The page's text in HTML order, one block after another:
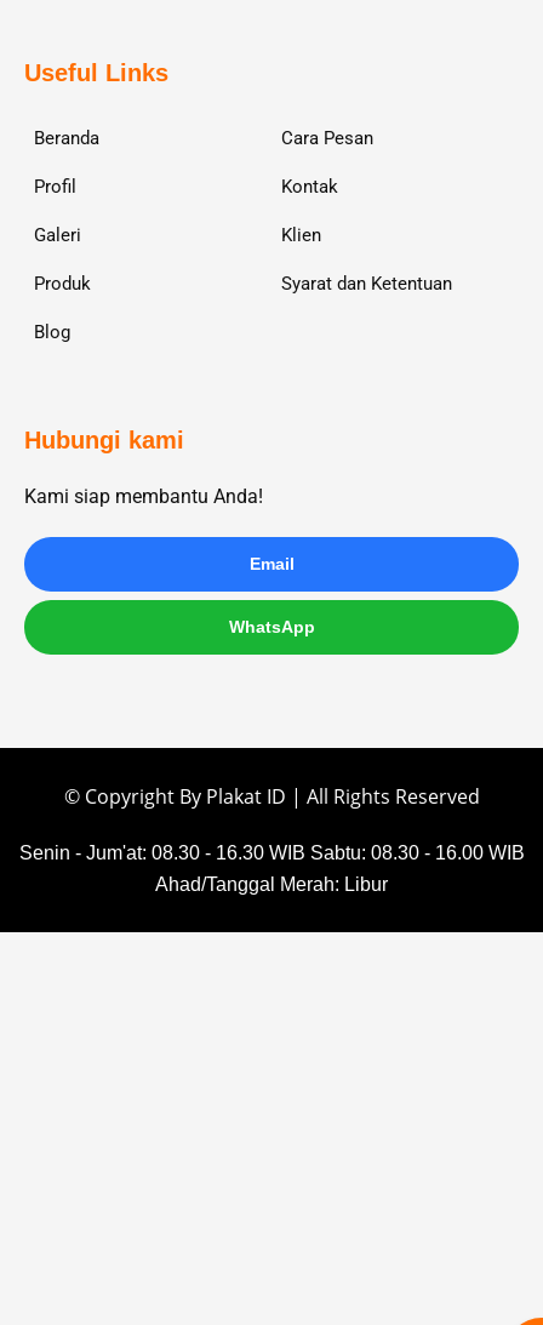
Useful Links
Beranda
Profil
Galeri
Produk
Blog
Cara Pesan
Kontak
Klien
Syarat dan Ketentuan
Hubungi kami
Kami siap membantu Anda!
Email
WhatsApp
© Copyright By Plakat ID | All Rights Reserved
Senin - Jum'at: 08.30 - 16.30 WIB Sabtu: 08.30 - 16.00 WIB
Ahad/Tanggal Merah: Libur